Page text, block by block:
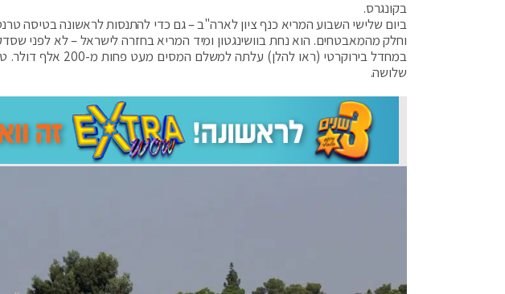
בקונגרס.
ביום שלישי השבוע המריא כנף ציון לארה"ב – גם כדי להתנסות לראשונה בטיסה
וחלק מהמאבטחים. הוא נחת בוושינגטון ומיד המריא בחזרה לישראל – לא לפני
במחדל בירוקרטי (ראו
שלושה.